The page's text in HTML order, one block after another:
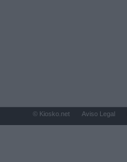
© Kiosko.net Aviso Legal